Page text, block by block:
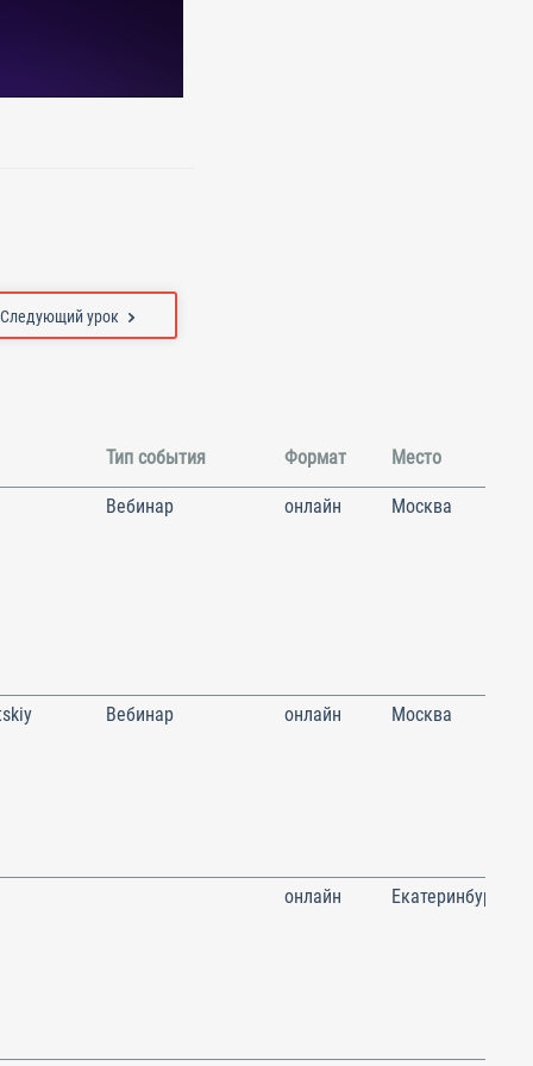
Следующий урок
Тип события Формат Место
Вебинар онлайн Москва
Вебинар онлайн Москва
онлайн Екатеринбург